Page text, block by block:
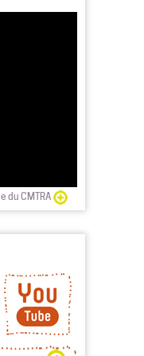
du CMTRA